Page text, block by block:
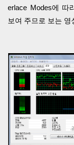
erlace Modes에 따
보여 주므로 보는